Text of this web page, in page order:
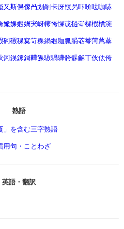
又斯倮傢冎划剮卡厊叚叧吓吤呿咖哧
姽婐婽媧宊岈幏恗惈戓撾斝棵椵檟涴
砢碬稞窠笴粿緺縀耞胍腡芲荂菏蔿蕐
鈳鋘鎵鎶鞾餜騢騧驊骻髁龢丅伙佉侉
熟語
」を含む三字熟語
用句・ことわざ
英語・翻訳